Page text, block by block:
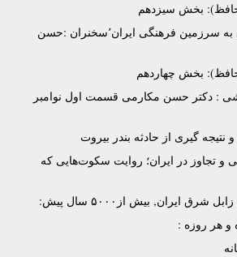
بخش سیزدهم
معرفی کتاب : نگاهی به سرزمین فرهنگی ایران٬سخنران :حسن
بخش چهاردهم
: دکتر حسن مکارمی قسمت اول نوامبر
نتیجه گیری از حادثه بندر بیروت
و تجاوز در ایران؛ روایت سکوت‌هایی که
ایران, بیش از۵۰۰۰ سال پیش: